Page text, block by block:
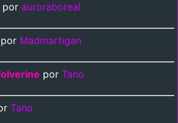
por auroraboreal
por Madmartigan
por Tano
Tano